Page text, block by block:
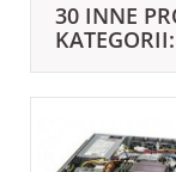
30 INNE
KATEGORII: